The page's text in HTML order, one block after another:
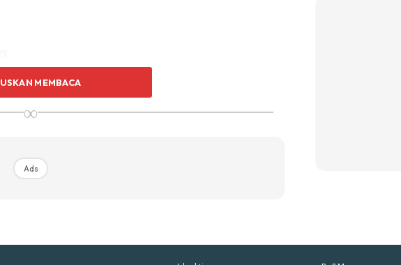
Kalau melanggar, bukan setakat kena tegur,
Ads
MEMBACA
∞
Ads